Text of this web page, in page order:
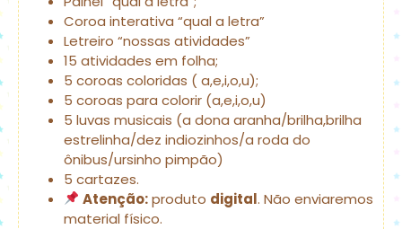
Coroa interativa “qual a letra”
Letreiro “nossas atividades”
15 atividades em folha;
5 coroas coloridas ( a,e,i,o,u);
5 coroas para colorir (a,e,i,o,u)
5 luvas musicais (a dona aranha/brilha,brilha
estrelinha/dez indiozinhos/a roda do
ônibus/ursinho pimpão)
5 cartazes.
Atenção:produto digital. Não enviaremos
material físico.